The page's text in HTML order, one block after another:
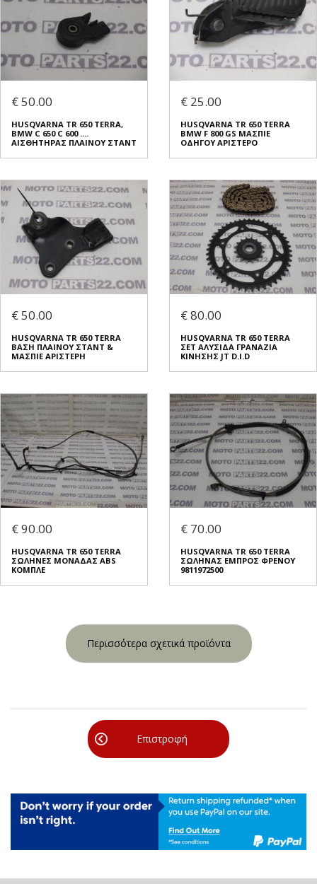
€ 50.00
HUSQVARNA TR 650 TERRA,
BMW C 650 C 600 ....
ΑΙΣΘΗΤΗΡΑΣ ΠΛΑΙΝΟΥ ΣΤΑΝΤ
€ 25.00
HUSQVARNA TR 650 TERRA
BMW F 800 GS ΜΑΣΠΙΕ
ΟΔΗΓΟΥ ΑΡΙΣΤΕΡΟ
€ 50.00
HUSQVARNA TR 650 TERRA
ΒΑΣΗ ΠΛΑΙΝΟΥ ΣΤΑΝΤ &
ΜΑΣΠΙΕ ΑΡΙΣΤΕΡΗ
€ 80.00
HUSQVARNA TR 650 TERRA
ΣΕΤ ΑΛΥΣΙΔΑ ΓΡΑΝΑΖΙΑ
ΚΙΝΗΣΗΣ JT D.I.D
€ 90.00
HUSQVARNA TR 650 TERRA
ΣΩΛΗΝΕΣ ΜΟΝΑΔΑΣ ABS
ΚΟΜΠΛΕ
€ 70.00
HUSQVARNA TR 650 TERRA
ΣΩΛΗΝΑΣ ΕΜΠΡΟΣ ΦΡΕΝΟΥ
9811972500
Περισσότερα σχετικά προϊόντα
Επιστροφή